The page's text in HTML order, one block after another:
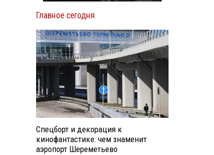
Главное сегодня
Спецборт и декорация к
кинофантастике: чем знаменит
аэропорт Шереметьево